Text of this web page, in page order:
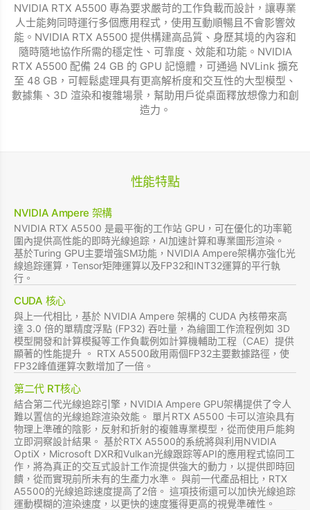
NVIDIA RTX A5500 專為要求嚴苛的工作負載而設計，讓專業
人士能夠同時運行多個應用程式，使用互動順暢且不會影響效
能。NVIDIA RTX A5500 提供構建高品質、身歷其境的內容和
隨時隨地協作所需的穩定性、可靠度、效能和功能。NVIDIA
RTX A5500 配備 24 GB 的 GPU 記憶體，可通過 NVLink 擴充
至 48 GB，可輕鬆處理具有更高解析度和交互性的大型模型、
數據集、3D 渲染和複雜場景，幫助用戶從桌面釋放想像力和創
造力。
性能特點
NVIDIA Ampere 架構
NVIDIA RTX A5500 是最平衡的工作站 GPU，可在優化的功率範
圍內提供高性能的即時光線追踪，AI加速計算和專業圖形渲染。
基於Turing GPU主要增強SM功能，NVIDIA Ampere架構亦強化光
線追踪運算，Tensor矩陣運算以及FP32和INT32運算的平行執
行。
CUDA 核心
與上一代相比，基於 NVIDIA Ampere 架構的 CUDA 內核帶來高
達 3.0 倍的單精度浮點 (FP32) 吞吐量，為繪圖工作流程例如 3D
模型開發和計算模擬等工作負載例如計算機輔助工程（CAE）提供
顯著的性能提升 。 RTX A5500啟用兩個FP32主要數據路徑，使
FP32峰值運算次數增加了一倍。
第二代 RT核心
結合第二代光線追踪引擎，NVIDIA Ampere GPU架構提供了令人
難以置信的光線追踪渲染效能。 單片RTX A5500 卡可以渲染具有
物理上準確的陰影，反射和折射的複雜專業模型，從而使用戶能夠
立即洞察設計結果。 基於RTX A5500的系統將與利用NVIDIA
OptiX，Microsoft DXR和Vulkan光線跟踪等API的應用程式協同工
作，將為真正的交互式設計工作流提供強大的動力，以提供即時回
饋，從而實現前所未有的生產力水準。 與前一代產品相比，RTX
A5500的光線追踪速度提高了2倍。 這項技術還可以加快光線追踪
運動模糊的渲染速度，以更快的速度獲得更高的視覺準確性。